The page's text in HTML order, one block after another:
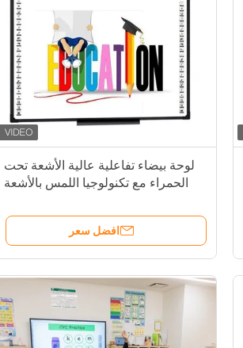
لوحة بيضاء تفاعلية عالية الأشعة تحت
الحمراء مع تكنولوجيا اللمس بالأشعة
لمركز مكتب الجامعة
افضل سعر